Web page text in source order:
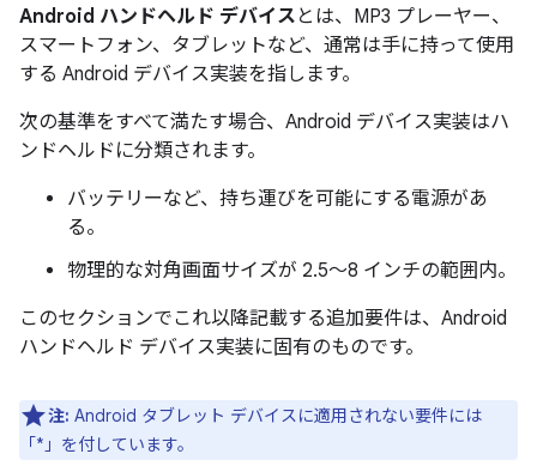
Android ハンドヘルド デバイス とは、MP3 プレーヤー、
スマートフォン、タブレットなど、通常は手に持って使用
する Android デバイス実装を指します。
次の基準をすべて満たす場合、Android デバイス実装はハ
ンドヘルドに分類されます。
バッテリーなど、持ち運びを可能にする電源があ
る。
物理的な対角画面サイズが 2.5～8 インチの範囲内。
このセクションでこれ以降記載する追加要件は、Android
ハンドヘルド デバイス実装に固有のものです。
注: Android タブレット デバイスに適用されない要件には
「*」を付しています。